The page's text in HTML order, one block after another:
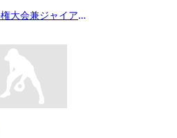
大会兼ジャイアン